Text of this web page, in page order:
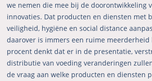
we nemen die mee bij de doorontwikkeling
innovaties. Dat producten en diensten met
veiligheid, hygiëne en social distance
daarover is immers een ruime meerderheid
procent denkt dat er in de presentatie,
distributie van voeding veranderingen
de vraag aan welke producten en diensten